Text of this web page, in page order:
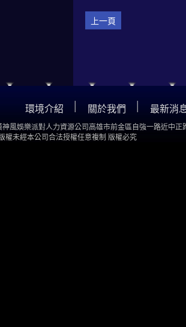
上一頁
環境介紹 關於我們 最新消
神風娛樂派對人力資源公司高雄市前金區自強一路近中正
權未經本公司合法授權任意複制 版權必究